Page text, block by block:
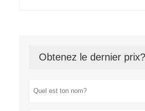
Obtenez le dernier